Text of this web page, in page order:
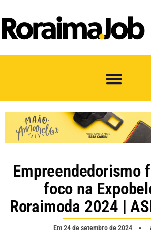
Empreendedorismo
foco na
Roraimoda 2024 |
Em24 de setembro de 2024